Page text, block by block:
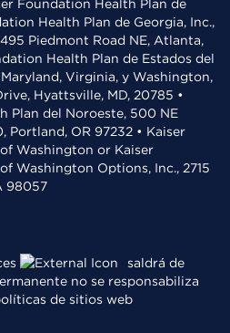
Foundation Health Plan de
Health Plan de Georgia, Inc.,
Piedmont Road NE, Atlanta,
Health Plan de Estados del
Virginia, y Washington,
Hyattsville, MD, 20785 •
Plan del Noroeste, 500 NE
Portland, OR 97232 • Kaiser
Washington or Kaiser
Washington Options, Inc., 2715
98057
saldrá de
no se responsabiliza
de sitios web